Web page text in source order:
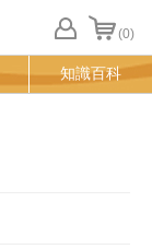
(0)
FB
登
知識百科